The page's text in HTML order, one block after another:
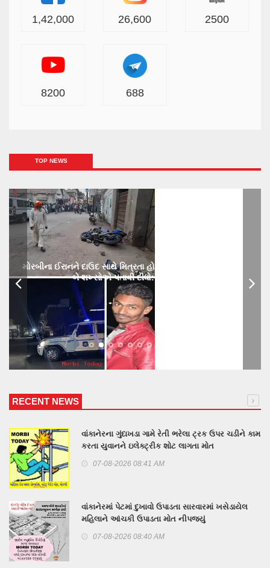
1,42,000 26,600 2500
8200 688
TOP NEWS
મોરબીના ઈરાનને દાઉદ સાથે મિત્રતા હોય છાતીમાં છરીનો ઘા ઝીકિને
બે શખ્સોએ પતાવી દીધો: ગુનો નોંધાયો
RECENT NEWS
વાંકાનેરના ગુંદાખડા ગામે રેતી ભરેલા ટ્રક ઉપર ચડીને કામ
કરતા યુવાનને ઇલેક્ટ્રીક શોટ લાગતા મોત
07-08-2026 08:41 AM
વાંકાનેરમાં પેટમાં દુખાવો ઉપાડતા સારવારમાં ખસેડાયેલ
મહિલાને આંચકી ઉપાડતા મોત નીપજ્યું
07-08-2026 08:40 AM